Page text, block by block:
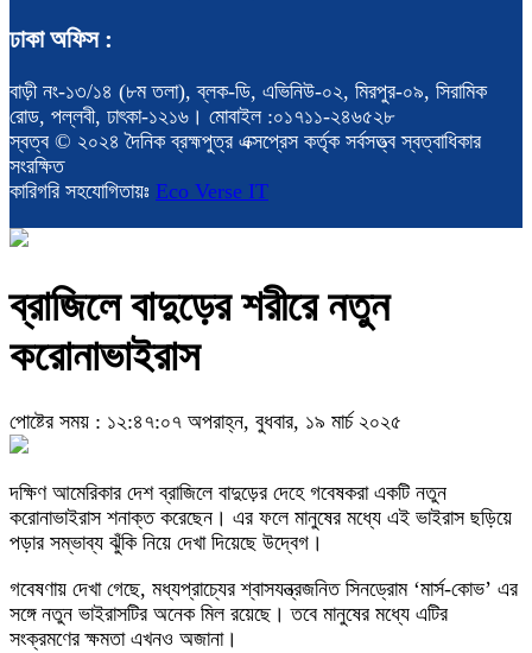
ঢাকা অফিস :
বাড়ী নং-১৩/১৪ (৮ম তলা), ব্লক-ডি, এভিনিউ-০২, মিরপুর-০৯, সিরামিক
রোড, পল্লবী, ঢাৎকা-১২১৬। মোবাইল :০১৭১১-২৪৬৫২৮
স্বত্ব © ২০২৪ দৈনিক ব্রহ্মপুত্র এক্সপ্রেস কর্তৃক সর্বসত্ত্ব স্বত্বাধিকার
সংরক্ষিত
কারিগরি সহযোগিতায়ঃ Eco Verse IT
ব্রাজিলে বাদুড়ের শরীরে নতুন
করোনাভাইরাস
পোষ্টের সময় : ১২:৪৭:০৭ অপরাহ্ন, বুধবার, ১৯ মার্চ ২০২৫
দক্ষিণ আমেরিকার দেশ ব্রাজিলে বাদুড়ের দেহে গবেষকরা একটি নতুন
করোনাভাইরাস শনাক্ত করেছেন। এর ফলে মানুষের মধ্যে এই ভাইরাস ছড়িয়ে
পড়ার সম্ভাব্য ঝুঁকি নিয়ে দেখা দিয়েছে উদ্বেগ।
গবেষণায় দেখা গেছে, মধ্যপ্রাচ্যের শ্বাসযন্ত্রজনিত সিনড্রোম ‘মার্স-কোভ’ এর
সঙ্গে নতুন ভাইরাসটির অনেক মিল রয়েছে। তবে মানুষের মধ্যে এটির
সংক্রমণের ক্ষমতা এখনও অজানা।